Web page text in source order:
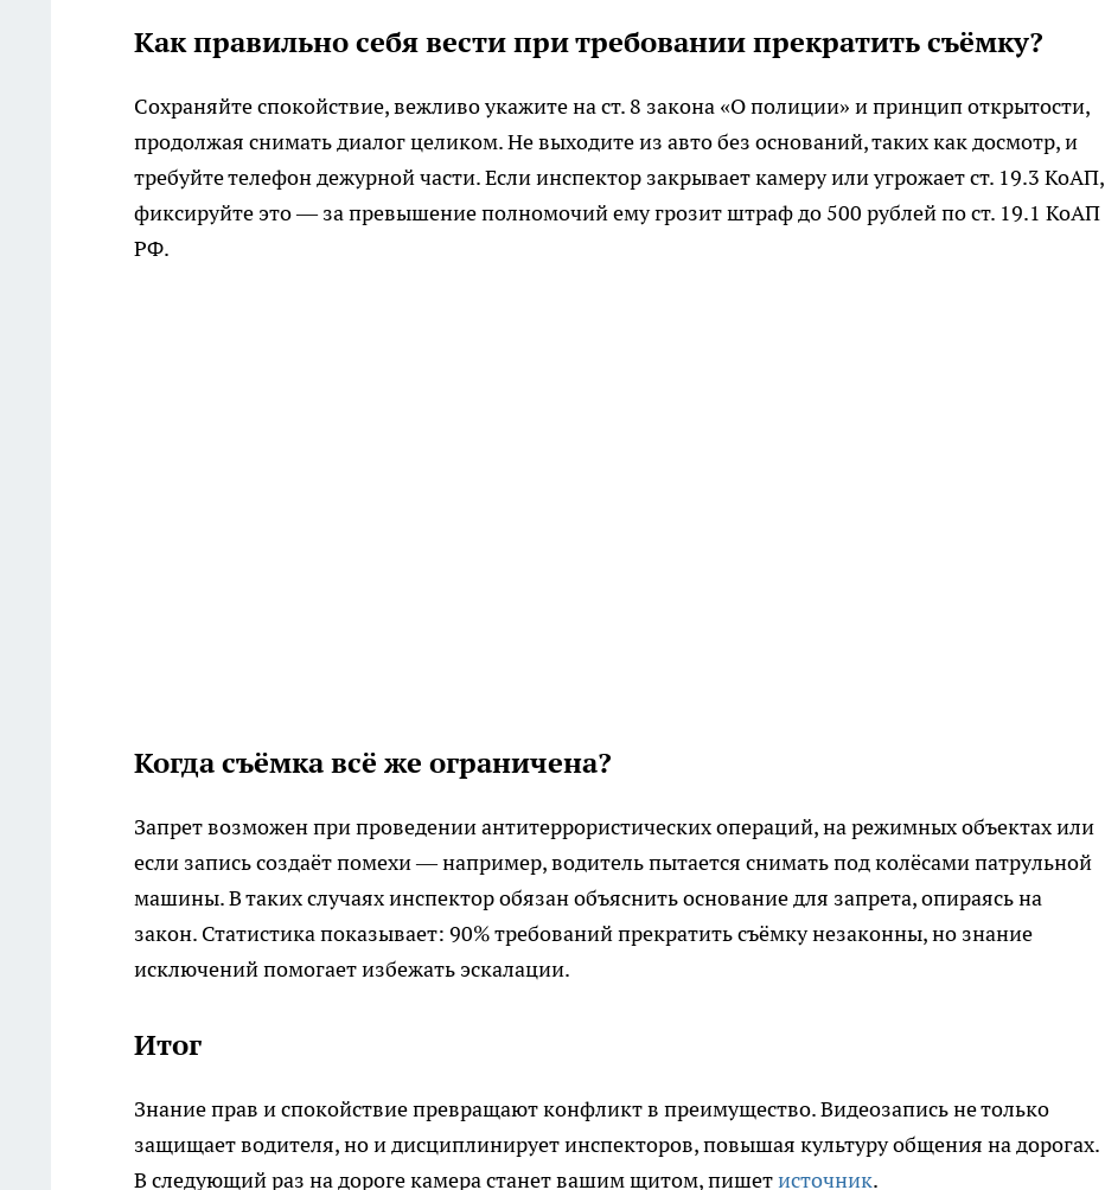
Как правильно себя вести при требовании прекратить съёмку?
Сохраняйте спокойствие, вежливо укажите на ст. 8 закона «О полиции» и принцип открытости,
продолжая снимать диалог целиком. Не выходите из авто без оснований, таких как досмотр, и
требуйте телефон дежурной части. Если инспектор закрывает камеру или угрожает ст. 19.3 КоАП,
фиксируйте это — за превышение полномочий ему грозит штраф до 500 рублей по ст. 19.1 КоАП
РФ.
Когда съёмка всё же ограничена?
Запрет возможен при проведении антитеррористических операций, на режимных объектах или
если запись создаёт помехи — например, водитель пытается снимать под колёсами патрульной
машины. В таких случаях инспектор обязан объяснить основание для запрета, опираясь на
закон. Статистика показывает: 90% требований прекратить съёмку незаконны, но знание
исключений помогает избежать эскалации.
Итог
Знание прав и спокойствие превращают конфликт в преимущество. Видеозапись не только
защищает водителя, но и дисциплинирует инспекторов, повышая культуру общения на дорогах.
В следующий раз на дороге камера станет вашим щитом, пишетисточник.